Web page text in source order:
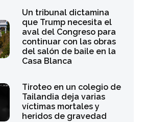
Un tribunal dictamina
que Trump necesita el
aval del Congreso para
continuar con las obras
del salón de baile en la
Casa Blanca
Tiroteo en un colegio de
Tailandia deja varias
víctimas mortales y
heridos de gravedad